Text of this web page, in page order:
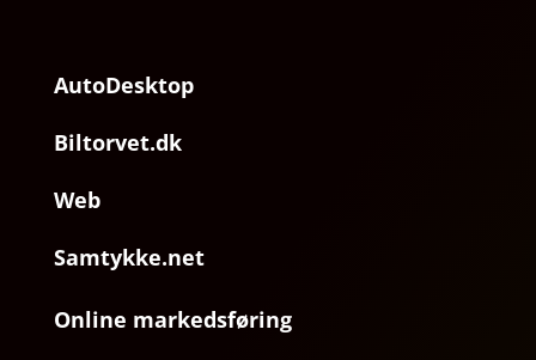
AutoDesktop
Biltorvet.dk
Web
Samtykke.net
Online markedsføring